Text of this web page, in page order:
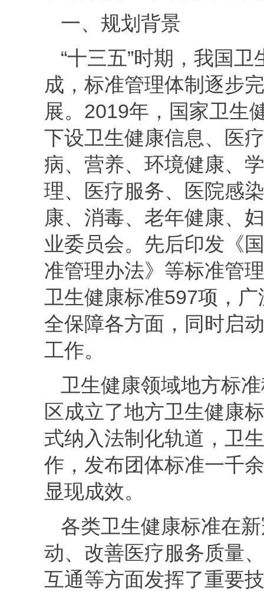
一、规划背景
“十三五”时期，我国
成，标准管理体制逐步
展。2019年，国家卫生
下设卫生健康信息、医
病、营养、环境健康、
理、医疗服务、医院感
康、消毒、老年健康、
业委员会。先后印发《
准管理办法》等标准管
卫生健康标准597项，
全保障各方面，同时启
工作。
卫生健康领域地方标
区成立了地方卫生健康
式纳入法制化轨道，卫
作，发布团体标准一千
显现成效。
各类卫生健康标准在
动、改善医疗服务质量
互通等方面发挥了重要